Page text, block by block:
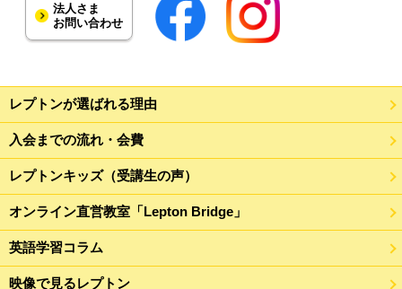
法人さま
お問い合わせ
レプトンが選ばれる理由
入会までの流れ・会費
レプトンキッズ（受講生の声）
オンライン直営教室「Lepton Bridge」
英語学習コラム
映像で見るレプトン